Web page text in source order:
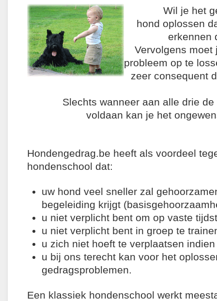
Wil je het
hond oplossen
erkennen
Vervolgens moet
probleem op te
zeer consequent
Slechts wanneer aan alle drie
voldaan kan je het
Hondengedrag.be heeft als voordeel
hondenschool dat:
uw hond veel sneller zal
begeleiding krijgt
u niet verplicht bent om op vaste
u niet verplicht bent in groep te
u zich niet hoeft te verplaatsen
u bij ons terecht kan voor het
gedragsproblemen.
Een klassiek hondenschool werkt